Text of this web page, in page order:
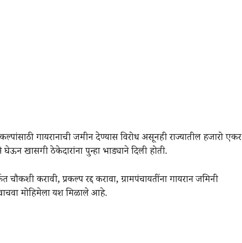
गायरानाची जमीन देण्यास विरोध असूनही राज्यातील हजारो एकर
खासगी ठेकेदारांना पुन्हा भाड्याने दिली होती.
चौकशी करावी, प्रकल्प रद्द करावा, ग्रामपंचायतींना गायरान जमिनी
मोहिमेला यश मिळाले आहे.